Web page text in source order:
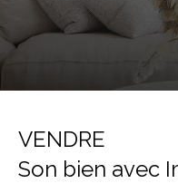
VENDRE
Son bien avec